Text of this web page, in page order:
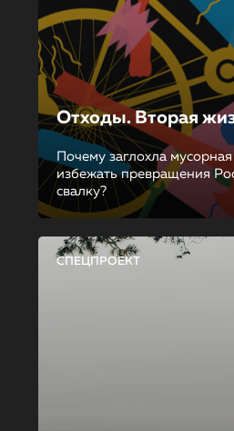
Отходы. Вторая
Почему заглохла
избежать превращения
свалку?
СПЕЦПРОЕКТ